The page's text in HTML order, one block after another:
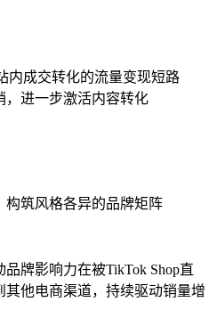
内成交转化的流量变现短路
，进一步激活内容转化
构筑风格各异的品牌矩阵
牌影响力在被TikTok Shop直
他电商渠道，持续驱动销量增